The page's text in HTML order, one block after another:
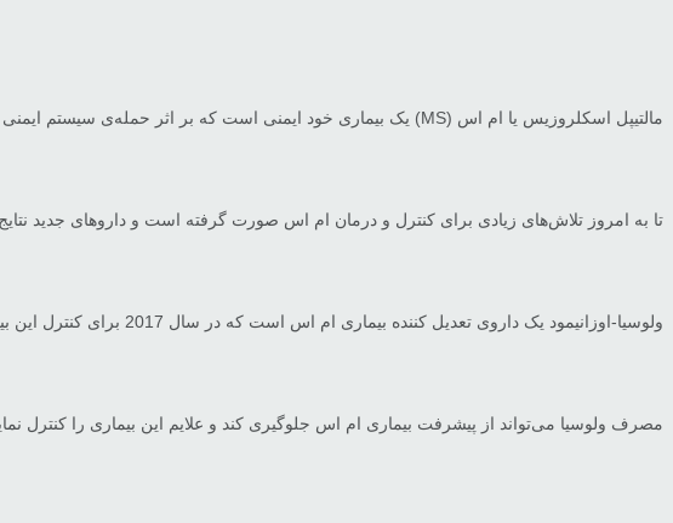
مالتیپل اسکلروزیس یا ام اس (MS) یک بیماری خود ایمنی است که بر اثر حمله‌ی سیستم ایمنی بدن به سلول‌های عصبی ایجاد می‌شود و در عملکرد سلول‌های سیستم عصبی مرکزی اختلال ایجاد می‌کند.
تا به امروز تلاش‌های زیادی برای کنترل و درمان ام اس صورت گرفته است و داروهای جدید نتایج
ولوسیا-اوزانیمود یک داروی تعدیل کننده بیماری ام اس است که در سال 2017 برای کنترل این بیماری مورد تایید قرار گرفته و به تازگی با نام تجاری ولوسیا برای اولین بار در ایران توسط
مصرف ولوسیا می‌تواند از پیشرفت بیماری ام اس جلوگیری کند و علایم این بیماری را کنترل